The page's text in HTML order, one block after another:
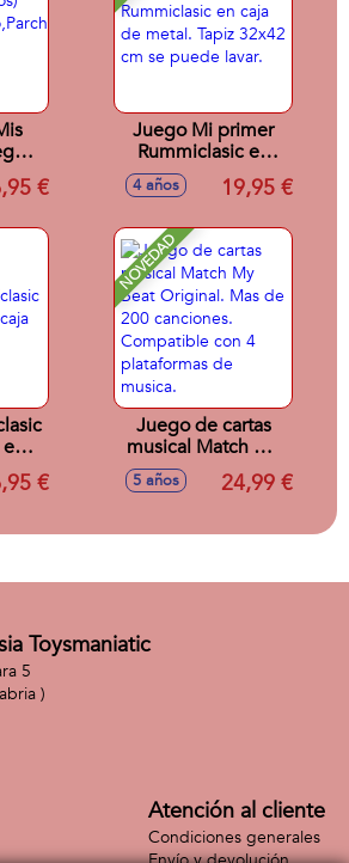
y €
Juego Mi primer
Rummiclasic en
caja de metal. Tapiz
32x42 cm se
4 años 19,95 €
€
NOVEDAD
Juego de cartas
musical Match My
Beat Original. Mas
de 200 canciones.
plataformas de
5 años 24,99 €
Toysmaniatic
5
)
Atención al cliente
Condiciones generales